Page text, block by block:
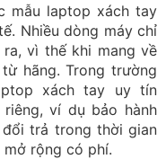
mẫu laptop xách tay
Nhiều dòng máy chỉ
vì thế khi mang về
hãng. Trong trường
xách tay uy tín
ví dụ bảo hành
trả trong thời gian
rộng có phí.